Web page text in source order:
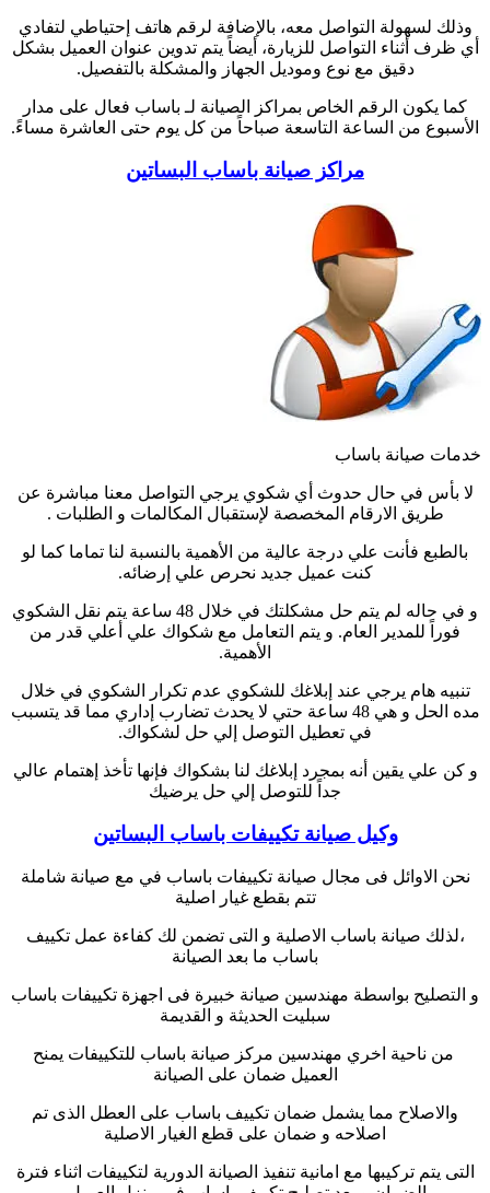
وذلك لسهولة التواصل معه، بالإضافة لرقم هاتف إحتياطي لتفادي
أي ظرف أثناء التواصل للزيارة، أيضاً يتم تدوين عنوان العميل بشكل
دقيق مع نوع وموديل الجهاز والمشكلة بالتفصيل.
كما يكون الرقم الخاص بمراكز الصيانة لـ باساب فعال على مدار
الأسبوع من الساعة التاسعة صباحاً من كل يوم حتى العاشرة مساءً.
مراكز صيانة باساب البساتين
خدمات صيانة باساب
لا بأس في حال حدوث أي شكوي يرجي التواصل معنا مباشرة عن
طريق الارقام المخصصة لإستقبال المكالمات و الطلبات .
بالطبع فأنت علي درجة عالية من الأهمية بالنسبة لنا تماما كما لو
كنت عميل جديد نحرص علي إرضائه.
و في حاله لم يتم حل مشكلتك في خلال 48 ساعة يتم نقل الشكوي
فوراً للمدير العام. و يتم التعامل مع شكواك علي أعلي قدر من
الأهمية.
تنبيه هام يرجي عند إبلاغك للشكوي عدم تكرار الشكوي في خلال
مده الحل و هي 48 ساعة حتي لا يحدث تضارب إداري مما قد يتسبب
في تعطيل التوصل إلي حل لشكواك.
و كن علي يقين أنه بمجرد إبلاغك لنا بشكواك فإنها تأخذ إهتمام عالي
جداً للتوصل إلي حل يرضيك
وكيل صيانة تكييفات باساب البساتين
نحن الاوائل فى مجال صيانة تكييفات باساب في مع صيانة شاملة
تتم بقطع غيار اصلية
،لذلك صيانة باساب الاصلية و التى تضمن لك كفاءة عمل تكييف
باساب ما بعد الصيانة
و التصليح بواسطة مهندسين صيانة خبيرة فى اجهزة تكييفات باساب
سبليت الحديثة و القديمة
من ناحية اخري مهندسين مركز صيانة باساب للتكييفات يمنح
العميل ضمان على الصيانة
والاصلاح مما يشمل ضمان تكييف باساب على العطل الذى تم
اصلاحه و ضمان على قطع الغيار الاصلية
التى يتم تركيبها مع امانية تنفيذ الصيانة الدورية لتكييفات اثناء فترة